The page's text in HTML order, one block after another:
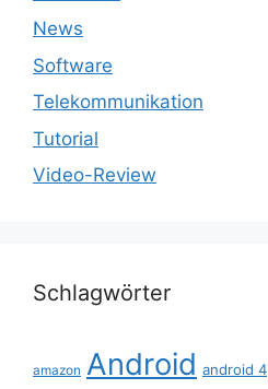
News
Software
Telekommunikation
Tutorial
Video-Review
Schlagwörter
amazon Android android 4